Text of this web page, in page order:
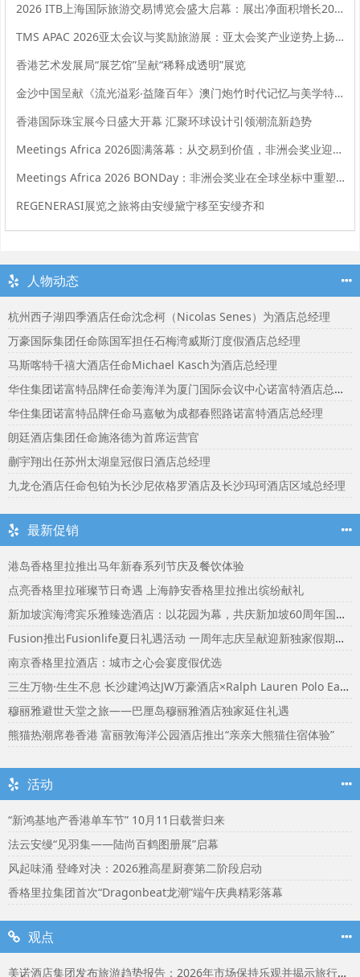
2026 ITB上海国际旅游交易博览会盛大启幕：展出净面积增长20%，全球旅业共拓中国市场新机遇
TMS APAC 2026亚太会议与奖励旅游展：亚太会奖产业逆势上扬，实现强劲增长
香港艺术发展局“展艺馆”呈献“稀释成透明”展览
金沙中国呈献《流光溢彩‧益隆百年》澳门炮竹时代记忆与美学特展
香港国际珠宝展今日盛大开幕 汇聚环球设计引领潮流新趋势
Meetings Africa 2026圆满落幕：从交易到价值，非洲会奖业迎来新起点
Meetings Africa 2026 BONDay：非洲会奖业在全球坐标中重塑角色
REGENERASI展览之旅将由安缦黛宁移至安缦齐和
人物动态
杭州西子湖四季酒店任命沈念柯（Nicolas Senes）为酒店总经理
万豪国际集团任命陈国军担任石梅湾威斯汀度假酒店总经理
马斯喀特千禧大酒店任命Michael Kasch为酒店总经理
华住集团诺富特品牌任命姜海洋为厦门国际会议中心诺富特酒店总经理
华住集团诺富特品牌任命马嘉敏为成都春熙路诺富特酒店总经理
朗廷酒店集团任命施洛德为首席运营官
蒯宇翔出任苏州太湖皇冠假日酒店总经理
九龙仓酒店任命包铂为长沙尼依格罗酒店及长沙玛珂酒店区域总经理
最新促销
港岛香格里拉推出马年新春系列节庆及餐饮体验
点亮香格里拉璀璨节日奇遇 上海静安香格里拉推出缤纷献礼
新加坡滨海湾宾乐雅臻选酒店：以花园为幕，共庆新加坡60周年国庆盛宴
Fusion推出Fusionlife夏日礼遇活动 一周年志庆呈献迎新独家假期奖赏
南京香格里拉酒店：城市之心会宴度假优选
三生万物·生生不息 长沙建鸿达JW万豪酒店×Ralph Lauren Polo Earth开启可持续生活旅行美学
穆丽雅避世天堂之旅——巴厘岛穆丽雅酒店独家延住礼遇
熊猫热潮席卷香港 富丽敦海洋公园酒店推出“亲亲大熊猫住宿体验”
活动
“新鸿基地产香港单车节” 10月11日载誉归来
法云安缦“见羽集——陆尚百鹤图册展”启幕
风起味涌 登峰对决：2026雅高星厨赛第二阶段启动
香格里拉集团首次“Dragonbeat龙潮”端午庆典精彩落幕
观点
美诺酒店集团发布旅游趋势报告：2026年市场保持乐观并揭示旅行者渴望联结